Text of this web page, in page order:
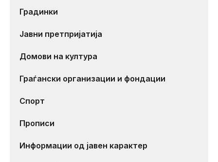
Градинки
Јавни претпријатија
Домови на култура
Граѓански организации и фондации
Спорт
Прописи
Информации од јавен карактер